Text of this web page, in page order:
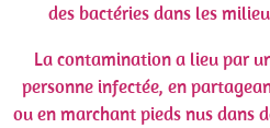
des bactéries dans les
La contamination a lieu par
personne infectée, en
ou en marchant pieds nus dans